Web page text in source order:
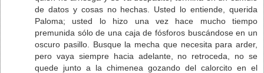
de datos y cosas no hechas. Usted lo entiende, querida
Paloma; usted lo hizo una vez hace mucho tiempo
premunida sólo de una caja de fósforos buscándose en un
oscuro pasillo. Busque la mecha que necesita para arder,
pero vaya siempre hacia adelante, no retroceda, no se
quede junto a la chimenea gozando del calorcito en el